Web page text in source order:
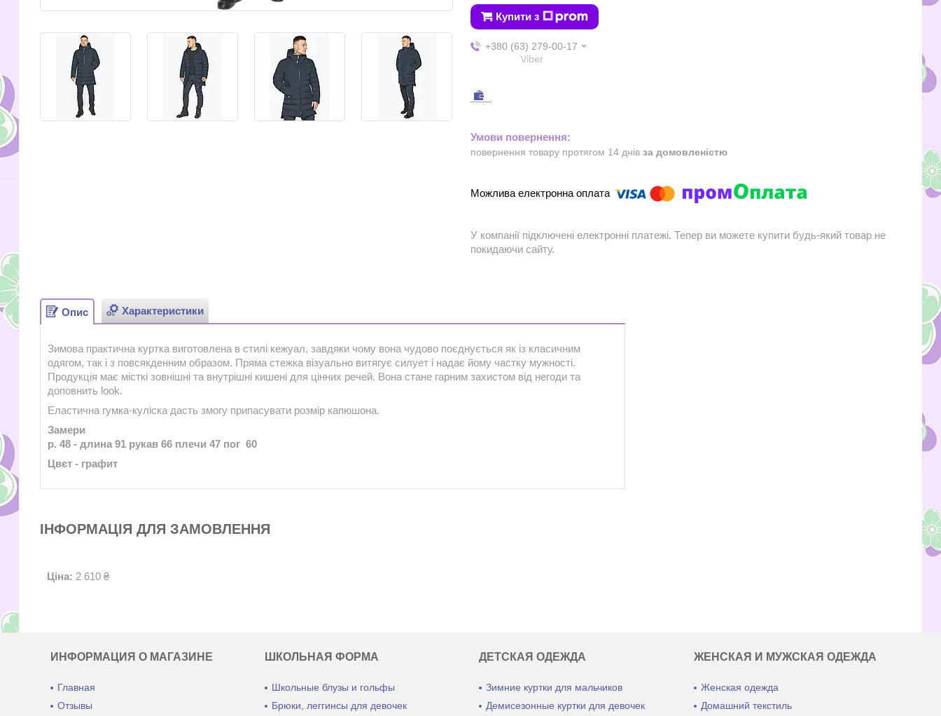
Купити з
+380 (63) 279-00-17
Viber
повернення товару протягом 14 днів за домовленістю
У компанії підключені електронні платежі. Тепер ви можете купити будь-який товар не
покидаючи сайту.
Опис Характеристики
Зимова практична куртка виготовлена в стилі кежуал, завдяки чому вона чудово поєднується як із класичним
одягом, так і з повсякденним образом. Пряма стежка візуально витягує силует і надає йому частку мужності.
Продукція має місткі зовнішні та внутрішні кишені для цінних речей. Вона стане гарним захистом від негоди та
доповнить look.
Еластична гумка-куліска дасть змогу припасувати розмір капюшона.
Замери
р. 48 - длина 91 рукав 66 плeчи 47 пог 60
Цвєт - графит
ІНФОРМАЦІЯ ДЛЯ ЗАМОВЛЕННЯ
Ціна: 2 610 ₴
ИНФОРМАЦИЯ О МАГАЗИНЕ
Главная
Отзывы
ШКОЛЬНАЯ ФОРМА
Школьные блузы и гольфы
Брюки, леггинсы для девочек
ДЕТСКАЯ ОДЕЖДА
Зимние куртки для мальчиков
Демисезонные куртки для девочек
ЖЕНСКАЯ И МУЖСКАЯ ОДЕЖДА
Женская одежда
Домашний текстиль